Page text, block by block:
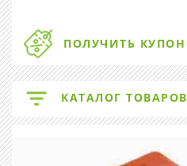
ПОЛУЧИТЬ КУПОН
КАТАЛОГ ТОВАРОВ